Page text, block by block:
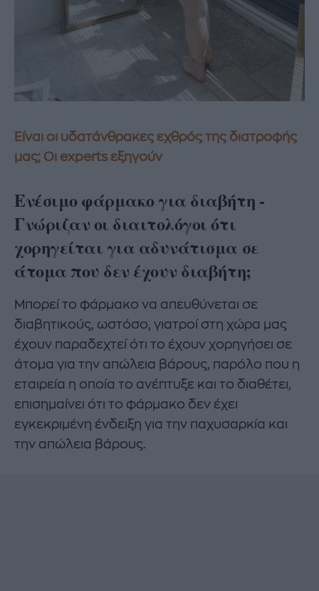
Είναι οι υδατάνθρακες εχθρός της διατροφής
μας; Οι experts εξηγούν
Ενέσιμο φάρμακο για διαβήτη -
Γνώριζαν οι διαιτολόγοι ότι
χορηγείται για αδυνάτισμα σε
άτομα που δεν έχουν διαβήτη;
Μπορεί το φάρμακο να απευθύνεται σε
διαβητικούς, ωστόσο, γιατροί στη χώρα μας
έχουν παραδεχτεί ότι το έχουν χορηγήσει σε
άτομα για την απώλεια βάρους, παρόλο που η
εταιρεία η οποία το ανέπτυξε και το διαθέτει,
επισημαίνει ότι το φάρμακο δεν έχει
εγκεκριμένη ένδειξη για την παχυσαρκία και
την απώλεια βάρους.